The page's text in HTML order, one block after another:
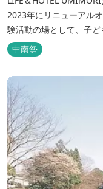
2023年にリニューアル
験活動の場として、子
ご利用いただけます。
リンアクティビティや
しています...
中南勢